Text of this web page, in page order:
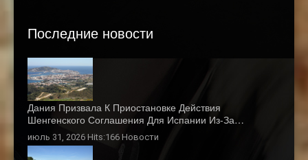
Последние новости
Дания Призвала К Приостановке Действия
Шенгенского Соглашения Для Испании Из-За…
июль 31, 2026 Hits:166 Новости